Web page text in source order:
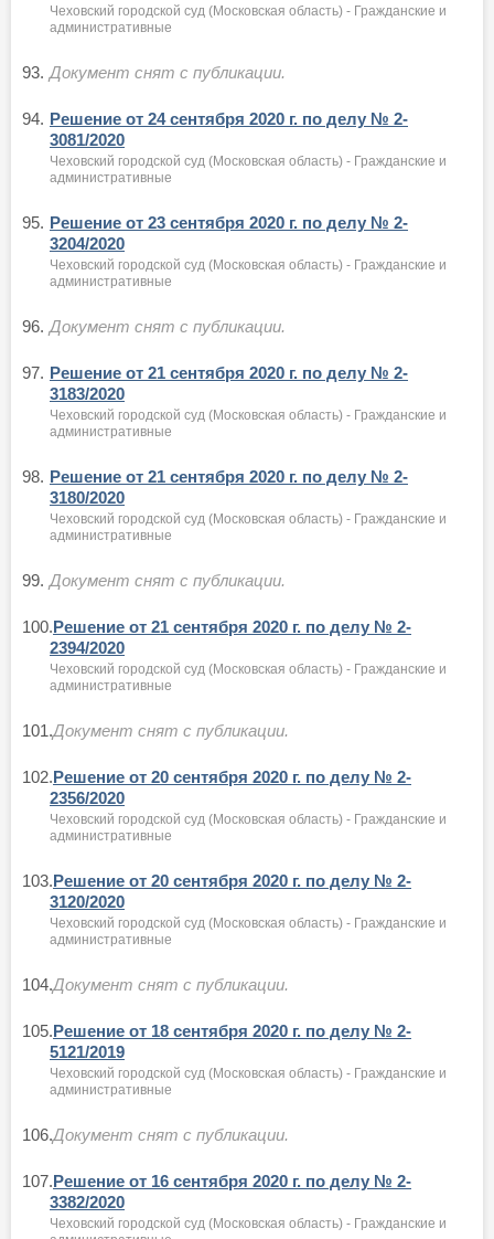
Чеховский городской суд (Московская область) - Гражданские и
административные
93. Документ снят с публикации.
94. Решение от 24 сентября 2020 г. по делу № 2-
3081/2020
Чеховский городской суд (Московская область) - Гражданские и
административные
95. Решение от 23 сентября 2020 г. по делу № 2-
3204/2020
Чеховский городской суд (Московская область) - Гражданские и
административные
96. Документ снят с публикации.
97. Решение от 21 сентября 2020 г. по делу № 2-
3183/2020
Чеховский городской суд (Московская область) - Гражданские и
административные
98. Решение от 21 сентября 2020 г. по делу № 2-
3180/2020
Чеховский городской суд (Московская область) - Гражданские и
административные
99. Документ снят с публикации.
100.Решение от 21 сентября 2020 г. по делу № 2-
2394/2020
Чеховский городской суд (Московская область) - Гражданские и
административные
101.Документ снят с публикации.
102.Решение от 20 сентября 2020 г. по делу № 2-
2356/2020
Чеховский городской суд (Московская область) - Гражданские и
административные
103.Решение от 20 сентября 2020 г. по делу № 2-
3120/2020
Чеховский городской суд (Московская область) - Гражданские и
административные
104.Документ снят с публикации.
105.Решение от 18 сентября 2020 г. по делу № 2-
5121/2019
Чеховский городской суд (Московская область) - Гражданские и
административные
106.Документ снят с публикации.
107.Решение от 16 сентября 2020 г. по делу № 2-
3382/2020
Чеховский городской суд (Московская область) - Гражданские и